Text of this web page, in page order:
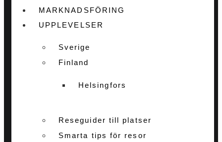
MARKNADSFÖRING
UPPLEVELSER
Sverige
Finland
Helsingfors
Reseguider till platser
Smarta tips för resor